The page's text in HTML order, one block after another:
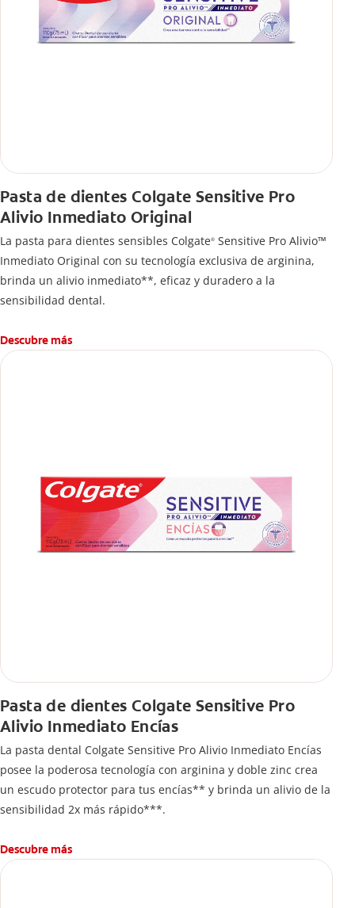
Pasta de dientes Colgate Sensitive Pro
Alivio Inmediato Original
La pasta para dientes sensibles Colgate® Sensitive Pro Alivio™
Inmediato Original con su tecnología exclusiva de arginina,
brinda un alivio inmediato**, eficaz y duradero a la
sensibilidad dental.
Descubre más
Pasta de dientes Colgate Sensitive Pro
Alivio Inmediato Encías
La pasta dental Colgate Sensitive Pro Alivio Inmediato Encías
posee la poderosa tecnología con arginina y doble zinc crea
un escudo protector para tus encías** y brinda un alivio de la
sensibilidad 2x más rápido***.
Descubre más